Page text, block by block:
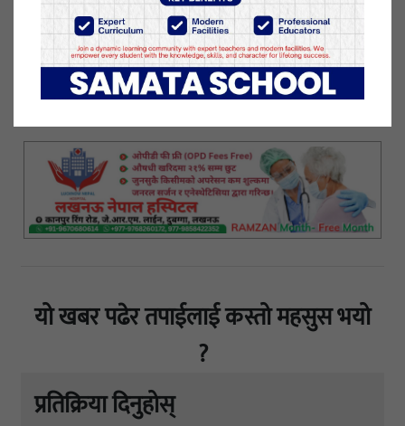
जानकारी दिए । पक्राउ
परेकोटिप्पररजेसीभिराप्तीसोनारी३सिनाबाजमातटबन्धको
काम गर्दै गरेको भाग्य लक्ष्मी मामाजे.भीकोरहेको खुलेको छ ।
यो खबर पढेर तपाईलाई कस्तो महसुस भयो
?
प्रतिक्रिया दिनुहोस्